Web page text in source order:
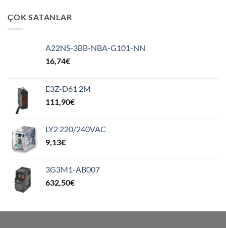
ÇOK SATANLAR
A22NS-3BB-NBA-G101-NN
16,74€
E3Z-D61 2M
111,90€
LY2 220/240VAC
9,13€
3G3M1-AB007
632,50€